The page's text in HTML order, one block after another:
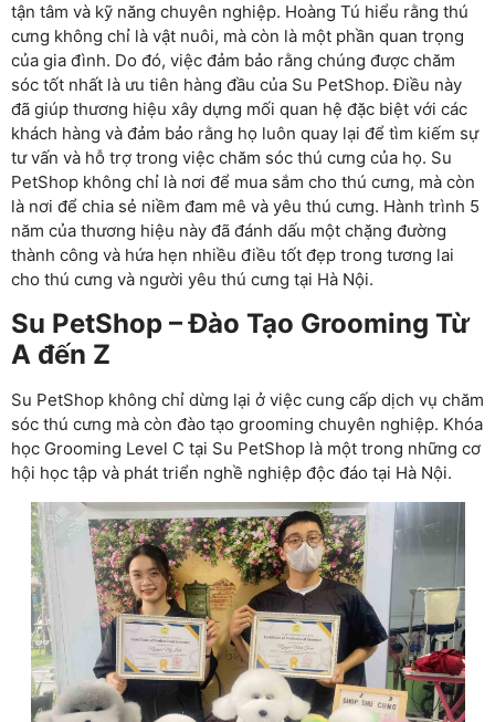
tận tâm và kỹ năng chuyên nghiệp. Hoàng Tú hiểu rằng thú
cưng không chỉ là vật nuôi, mà còn là một phần quan trọng
của gia đình. Do đó, việc đảm bảo rằng chúng được chăm
sóc tốt nhất là ưu tiên hàng đầu của Su PetShop. Điều này
đã giúp thương hiệu xây dựng mối quan hệ đặc biệt với các
khách hàng và đảm bảo rằng họ luôn quay lại để tìm kiếm sự
tư vấn và hỗ trợ trong việc chăm sóc thú cưng của họ. Su
PetShop không chỉ là nơi để mua sắm cho thú cưng, mà còn
là nơi để chia sẻ niềm đam mê và yêu thú cưng. Hành trình 5
năm của thương hiệu này đã đánh dấu một chặng đường
thành công và hứa hẹn nhiều điều tốt đẹp trong tương lai
cho thú cưng và người yêu thú cưng tại Hà Nội.
Su PetShop – Đào Tạo Grooming Từ
A đến Z
Su PetShop không chỉ dừng lại ở việc cung cấp dịch vụ chăm
sóc thú cưng mà còn đào tạo grooming chuyên nghiệp. Khóa
học Grooming Level C tại Su PetShop là một trong những cơ
hội học tập và phát triển nghề nghiệp độc đáo tại Hà Nội.